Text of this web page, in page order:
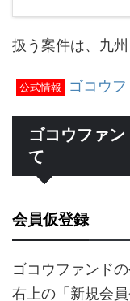
扱う案件は、九州
公式情報 ゴコウ
ゴコウファ
て
会員仮登録
ゴコウファンド
右上の「新規会